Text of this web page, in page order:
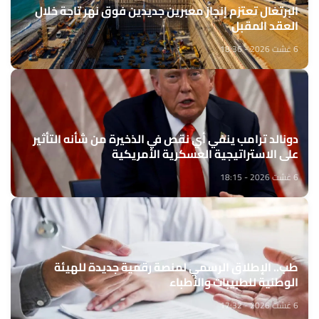
البرتغال تعتزم إنجاز معبرين جديدين فوق نهر تاجة خلال
العقد المقبل
6 غشت 2026 - 18:36
دونالد ترامب ينفي أي نقص في الذخيرة من شأنه التأثير
على الاستراتيجية العسكرية الأمريكية
6 غشت 2026 - 18:15
طب.. الإطلاق الرسمي لمنصة رقمية جديدة للهيئة
الوطنية للطبيبات والأطباء
6 غشت 2026 - 17:32